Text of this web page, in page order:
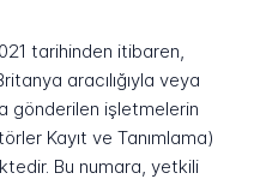
tarihinden itibaren,
aracılığıyla veya
gönderilen işletmelerin
Kayıt ve Tanımlama)
Bu numara, yetkili